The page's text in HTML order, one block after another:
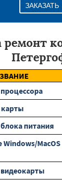
ЗАКАЗАТЬ
карты
питания
Windows/